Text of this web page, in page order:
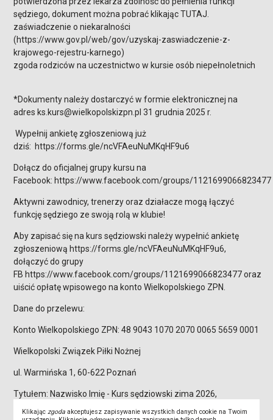
sędziego, dokument można pobrać klikając TUTAJ.
zaświadczenie o niekaralności
(https://www.gov.pl/web/gov/uzyskaj-zaswiadczenie-z-
krajowego-rejestru-karnego)
zgoda rodziców na uczestnictwo w kursie osób niepełnoletnich
*Dokumenty należy dostarczyć w formie elektronicznej na
adres ks.kurs@wielkopolskizpn.pl 31 grudnia 2025 r.
Wypełnij ankietę zgłoszeniową już
dziś: https://forms.gle/ncVFAeuNuMKqHF9u6
Dołącz do oficjalnej grupy kursu na
Facebook: https://www.facebook.com/groups/1121699066823477
Aktywni zawodnicy, trenerzy oraz działacze mogą łączyć
funkcję sędziego ze swoją rolą w klubie!
Aby zapisać się na kurs sędziowski należy wypełnić ankietę
zgłoszeniową https://forms.gle/ncVFAeuNuMKqHF9u6,
dołączyć do grupy
FB https://www.facebook.com/groups/1121699066823477 oraz
uiścić opłatę wpisowego na konto Wielkopolskiego ZPN.
Dane do przelewu:
Konto Wielkopolskiego ZPN: 48 9043 1070 2070 0065 5659 0001
Wielkopolski Związek Piłki Nożnej
ul. Warmińska 1, 60-622 Poznań
Tytułem: Nazwisko Imię - Kurs sędziowski zima 2026,
Według wzoru - np. Kowalski Jan - Kurs Sędziowski zima 2026
Klikając zgoda akceptujesz zapisywanie wszystkich danych cookie na Twoim